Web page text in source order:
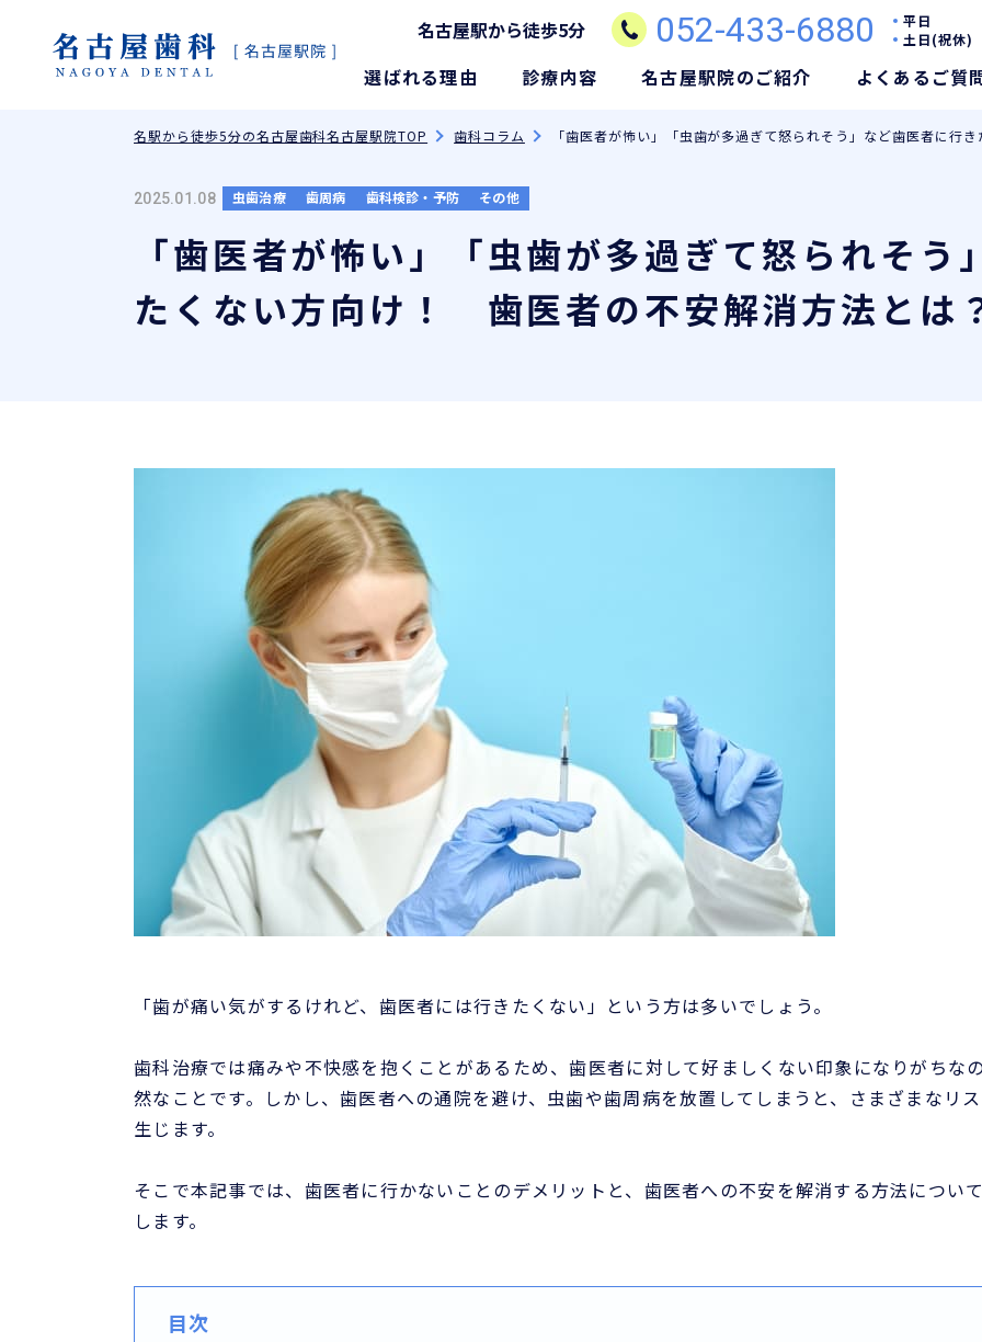
名古屋駅から徒歩5分 052-433-6880
平日
土日(祝休)
選ばれる理由 診療内容 名古屋駅院のご紹介 よくあるご質
名駅から徒歩5分の名古屋歯科名古屋駅院TOP 歯科コラム 「歯医者が怖い」「虫歯が多過ぎて怒られそう」など歯医者に
2025.01.08 虫歯治療 歯周病 歯科検診・予防 その他
「歯医者が怖い」「虫歯が多過ぎて怒られそ
たくない方向け！ 歯医者の不安解消方法とは
「歯が痛い気がするけれど、歯医者には行きたくない」という方は多いでしょう。
歯科治療では痛みや不快感を抱くことがあるため、歯医者に対して好ましくない印象になりがちな
然なことです。しかし、歯医者への通院を避け、虫歯や歯周病を放置してしまうと、さまざまなリ
生じます。
そこで本記事では、歯医者に行かないことのデメリットと、歯医者への不安を解消する方法につい
します。
目次